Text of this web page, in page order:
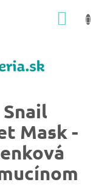
Snail
Mask -